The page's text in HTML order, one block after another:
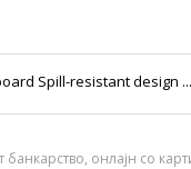
Spill-resistant design ...
банкарство, онлајн со